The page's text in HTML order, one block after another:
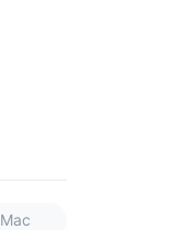
Mac